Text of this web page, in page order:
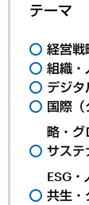
テーマ
経営戦
組織・
デジタ
国際（
略・グ
サステ
ESG・
共生・